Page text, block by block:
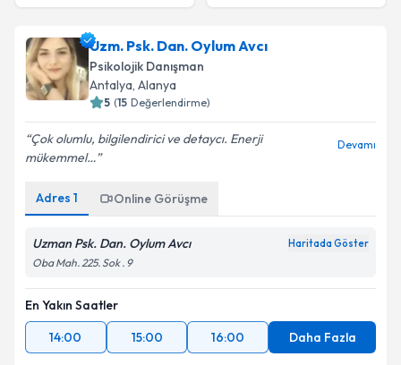
Uzm. Psk. Dan. Oylum Avcı
Psikolojik Danışman
Antalya, Alanya
5 (15 Değerlendirme)
Çok olumlu, bilgilendirici ve detaycı. Enerji
mükemmel…
Devamı
Adres 1 Online Görüşme
Uzman Psk. Dan. Oylum Avcı Haritada Göster
Oba Mah. 225. Sok . 9
En Yakın Saatler
14:00
15:00 16:00 Daha Fazla